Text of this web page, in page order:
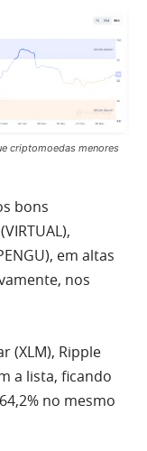
criptomoedas menores
bons
em altas
nos
(XLM), Ripple
a lista, ficando
no mesmo